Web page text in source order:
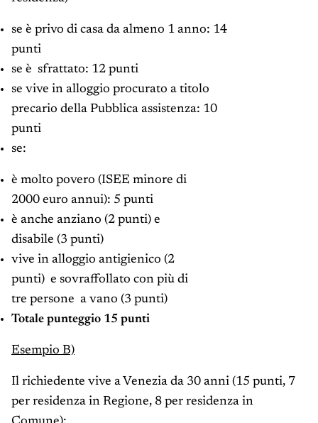
se è privo di casa da almeno 1 anno: 14
punti
se è sfrattato: 12 punti
se vive in alloggio procurato a titolo
precario della Pubblica assistenza: 10
punti
se:
è molto povero (ISEE minore di
2000 euro annui): 5 punti
è anche anziano (2 punti) e
disabile (3 punti)
vive in alloggio antigienico (2
punti) e sovraffollato con più di
tre persone a vano (3 punti)
Totale punteggio 15 punti
Esempio B)
Il richiedente vive a Venezia da 30 anni (15 punti, 7
per residenza in Regione, 8 per residenza in